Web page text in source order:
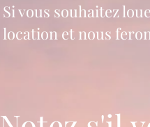
Si vous souhaitez
location et nous